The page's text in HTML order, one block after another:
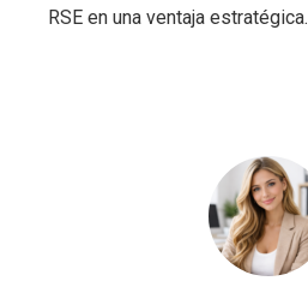
RSE en una ventaja estratégica.